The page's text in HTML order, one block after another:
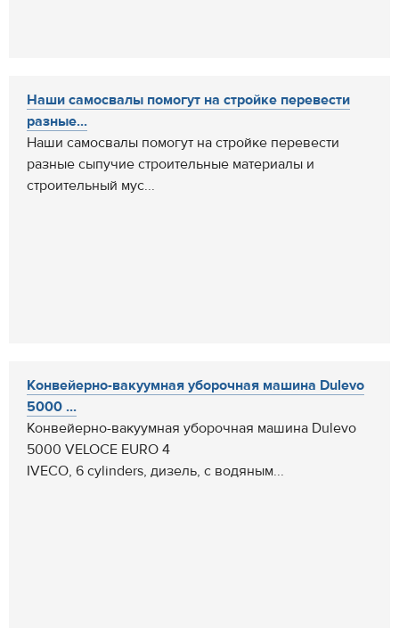
Наши самосвалы помогут на стройке перевести
разные...
Наши самосвалы помогут на стройке перевести
разные сыпучие строительные материалы и
строительный мус...
Конвейерно-вакуумная уборочная машина Dulevo
5000 ...
Конвейерно-вакуумная уборочная машина Dulevo
5000 VELOCE EURO 4
IVECO, 6 cylinders, дизель, с водяным...